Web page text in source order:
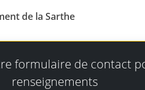
de la Sarthe
formulaire de contact
renseignements